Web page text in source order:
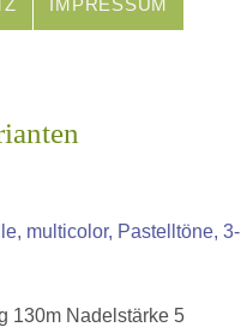
IMPRESSUM
multicolor, Pastelltöne, 3-
130m Nadelstärke 5